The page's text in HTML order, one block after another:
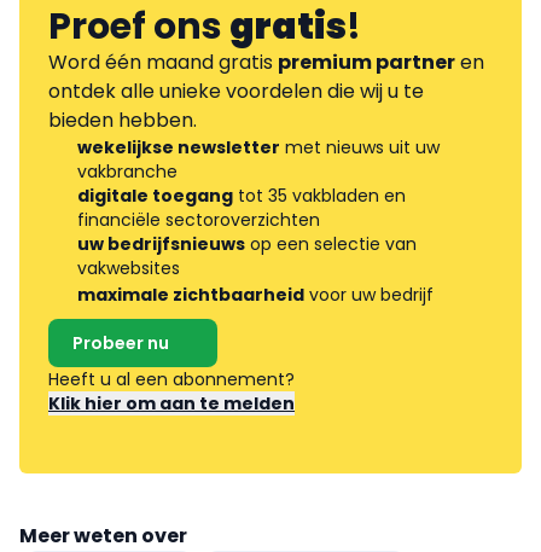
Proef onsgratis!
Word één maand gratis premium partneren
ontdek alle unieke voordelen die wij u te
bieden hebben.
wekelijkse newsletter met nieuws uit uw
vakbranche
digitale toegang tot 35 vakbladen en
financiële sectoroverzichten
uw bedrijfsnieuws op een selectie van
vakwebsites
maximale zichtbaarheid voor uw bedrijf
Probeer nu
Heeft u al een abonnement?
Klik hier om aan te melden
Meer weten over